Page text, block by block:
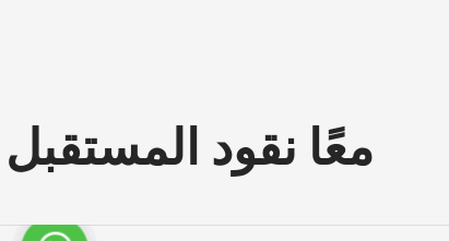
معًا نقود المستقبل